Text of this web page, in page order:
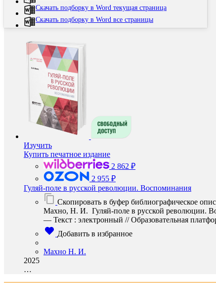
Скачать подборку в Word текущая страница
Скачать подборку в Word все страницы
Изучить
Купить печатное издание
2 862 ₽
2 955 ₽
Гуляй-поле в русской революции. Воспоминания
Скопировать в буфер библиографическое
Махно, Н. И. Гуляй-поле в русской революции.
— Текст : электронный // Образовательная
Добавить в избранное
Махно Н. И.
2025
…